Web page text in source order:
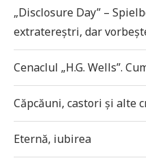
„Disclosure Day” –
extratereștri, dar
Cenaclul „H.G. Wells”.
Căpcăuni, castori și alte
Eternă, iubirea